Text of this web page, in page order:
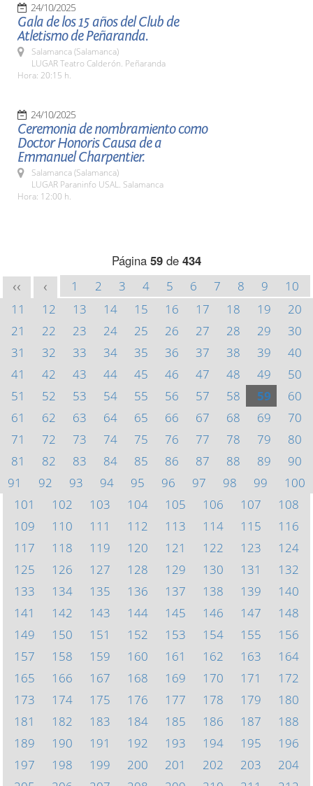
24/10/2025
Gala de los 15 años del Club de
Atletismo de Peñaranda.
Salamanca (Salamanca)
LUGAR Teatro Calderón. Peñaranda
Hora: 20:15 h.
24/10/2025
Ceremonia de nombramiento como
Doctor Honoris Causa de a
Emmanuel Charpentier.
Salamanca (Salamanca)
LUGAR Paraninfo USAL. Salamanca
Hora: 12:00 h.
Página 59 de 434
<< < 1 2 3 4 5 6 7 8 9
10
11
12 13 14 15 16 17 18 19
20
21
22 23 24 25 26 27 28 29
30
31
32 33 34 35 36 37 38 39
40
41
42 43 44 45 46 47 48 49
50
51
52 53 54 55 56 57 58 59
60
61
62 63 64 65 66 67 68 69
70
71
72 73 74 75 76 77 78 79
80
81
82 83 84 85 86 87 88 89
90
91
92 93 94 95 96 97 98 99
100
101
102 103 104 105 106 107
108
109
110 111 112 113 114 115
116
117
118 119 120 121 122 123
124
125
126 127 128 129 130 131
132
133
134 135 136 137 138 139
140
141
142 143 144 145 146 147
148
149
150 151 152 153 154 155
156
157
158 159 160 161 162 163
164
165
166 167 168 169 170 171
172
173
174 175 176 177 178 179
180
181
182 183 184 185 186 187
188
189
190 191 192 193 194 195
196
197
198 199 200 201 202 203
204